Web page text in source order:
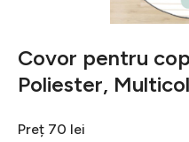
Covor pentru
Poliester,
Preț 70 lei